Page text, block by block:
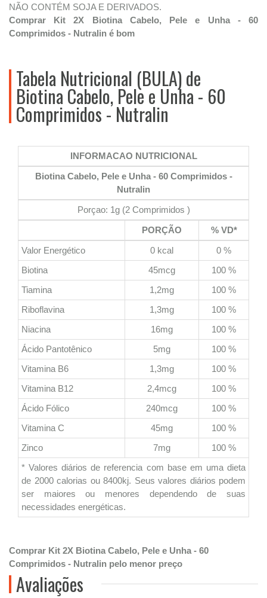
NÃO CONTÉM SOJA E DERIVADOS.
Comprar Kit 2X Biotina Cabelo, Pele e Unha - 60
Comprimidos - Nutralin é bom
Tabela Nutricional (BULA) de
Biotina Cabelo, Pele e Unha - 60
Comprimidos - Nutralin
INFORMACAO NUTRICIONAL
Biotina Cabelo, Pele e Unha - 60 Comprimidos -
Nutralin
Porçao: 1g (2 Comprimidos )
PORÇÃO
% VD*
Valor Energético
0 kcal
0 %
Biotina
45mcg
100 %
Tiamina
1,2mg
100 %
Riboflavina
1,3mg
100 %
Niacina
16mg
100 %
Ácido Pantotênico
5mg
100 %
Vitamina B6
1,3mg
100 %
Vitamina B12
2,4mcg
100 %
Ácido Fólico
240mcg
100 %
Vitamina C
45mg
100 %
Zinco
7mg
100 %
* Valores diários de referencia com base em uma dieta
de 2000 calorias ou 8400kj. Seus valores diários podem
ser maiores ou menores dependendo de suas
necessidades energéticas.
Comprar Kit 2X Biotina Cabelo, Pele e Unha - 60
Comprimidos - Nutralin pelo menor preço
Avaliações